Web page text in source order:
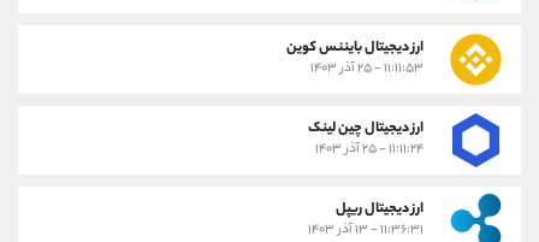
ارز دیجیتال بایننس کوین
۱۱:۱۱:۵۳ - ۲۵ آذر ۱۴۰۳
ارز دیجیتال چین لینک
۱۱:۱۱:۲۴ - ۲۵ آذر ۱۴۰۳
ارز دیجیتال ریپل
۱۱:۳۶:۳۱ - ۱۳ آذر ۱۴۰۳